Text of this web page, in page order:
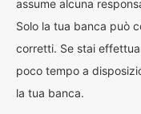
assume alcuna
Solo la tua banca può
corretti. Se stai
poco tempo a
la tua banca.